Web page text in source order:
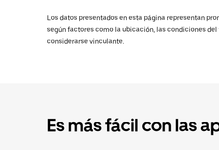
Los datos presentados en esta página representan
según factores como la ubicación, las condiciones
considerarse vinculante.
Es más fácil con las